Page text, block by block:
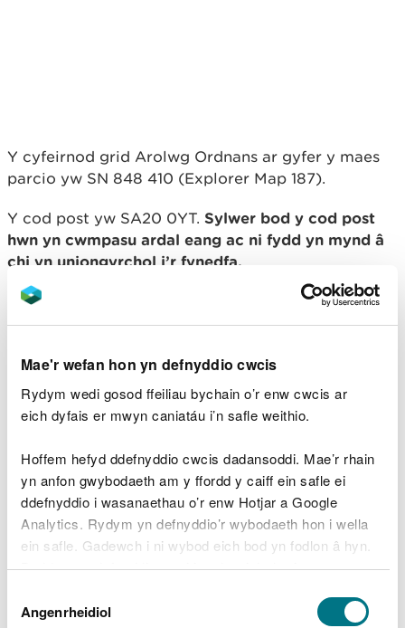
Mae'r wefan hon yn defnyddio cwcis
Rydym wedi gosod ffeiliau bychain o’r enw cwcis ar
eich dyfais er mwyn caniatáu i’n safle weithio.
Hoffem hefyd ddefnyddio cwcis dadansoddi. Mae’r rhain
yn anfon gwybodaeth am y ffordd y caiff ein safle ei
ddefnyddio i wasanaethau o’r enw Hotjar a Google
Analytics. Rydym yn defnyddio’r wybodaeth hon i wella
ein safle. Gadewch i ni wybod eich bod yn fodlon â hyn.
Byddwn yn defnyddio cwci i gadw eich dewis.
Gellirdarllen mwy am ein cwcis cyn i chi ddewis.
Caniatâd
Angenrheidiol
Y cyfeirnod grid Arolwg Ordnans ar gyfer y maes
parcio yw SN 848 410 (Explorer Map 187).
Y cod post yw SA20 0YT. Sylwer bod y cod post
hwn yn cwmpasu ardal eang ac ni fydd yn mynd â
chi yn uniongyrchol i’r fynedfa.
Edrychwch ar y lle hwn ar wefan What3Words.
Er mwyn cael manylion ynghylch cludiant
Parcio
Mae’r maes parcio yn rhad ac am ddim.
Ni chaniateir parcio dros nos.
Manylion cyswllt